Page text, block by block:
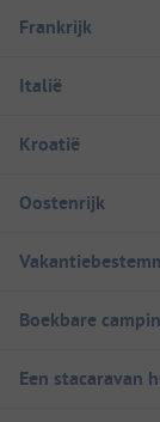
Frankrijk
Italië
Kroatië
Oostenrijk
Boekbare
Een stacaravan